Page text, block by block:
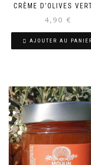
CRÈME D’OLIVES
4,90 €
AJOUTER AU